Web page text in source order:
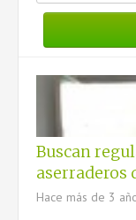
GOBIERNO
ORGANISMOS
CARACTERIZACIÓN DE
CONTACTO
Buscan
aserraderos
Hace más de 3